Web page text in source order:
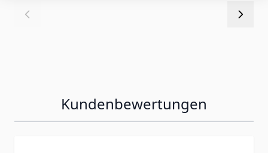
Kundenbewertungen